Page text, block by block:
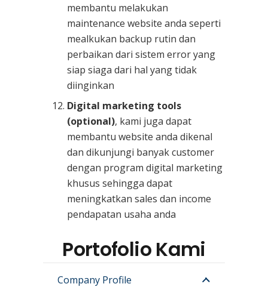
membantu melakukan
maintenance website anda seperti
mealkukan backup rutin dan
perbaikan dari sistem error yang
siap siaga dari hal yang tidak
diinginkan
Digital marketing tools
(optional), kami juga dapat
membantu website anda dikenal
dan dikunjungi banyak customer
dengan program digital marketing
khusus sehingga dapat
meningkatkan sales dan income
pendapatan usaha anda
Portofolio Kami
Company Profile